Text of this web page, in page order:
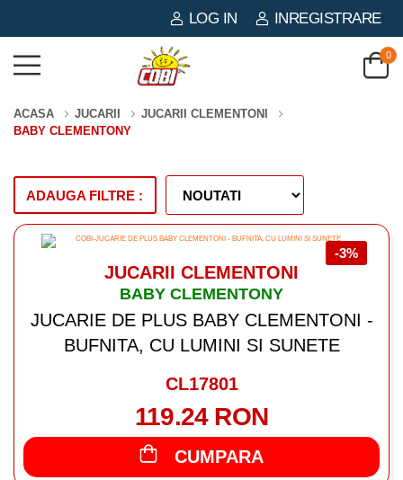
LOG IN INREGISTRARE
0
ACASA JUCARII
JUCARII CLEMENTONI
BABY CLEMENTONY
ADAUGA FILTRE :
-3%
JUCARII CLEMENTONI
BABY CLEMENTONY
JUCARIE DE PLUS BABY CLEMENTONI -
BUFNITA, CU LUMINI SI SUNETE
CL17801
119.24 RON
CUMPARA